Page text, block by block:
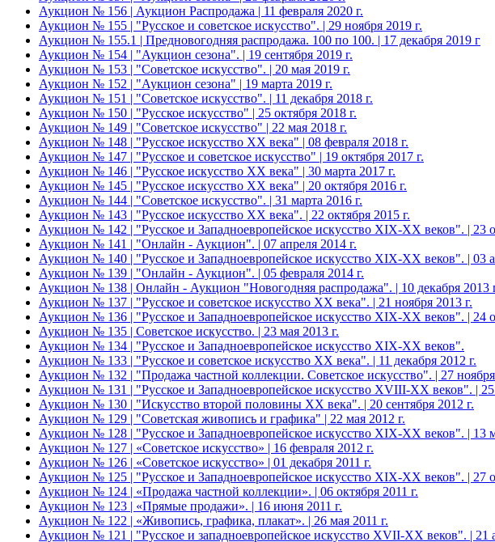
Аукцион № 156 | Аукцион Распродажа | 11 февраля 2020 г.
Аукцион № 155 | "Русское и советское искусство". | 29 ноября 2019 г.
Аукцион № 155.1 | Предновогодняя распродажа. 100 по 100. | 17 декабря 2019 г
Аукцион № 154 | "Аукцион сезона". | 19 сентября 2019 г.
Аукцион № 153 | "Советское искусство". | 20 мая 2019 г.
Аукцион № 152 | "Аукцион сезона" | 19 марта 2019 г.
Аукцион № 151 | "Советское искусство". | 11 декабря 2018 г.
Аукцион № 150 | "Русское искусство" | 25 октября 2018 г.
Аукцион № 149 | "Советское искусство" | 22 мая 2018 г.
Аукцион № 148 | "Русское искусство ХХ века" | 08 февраля 2018 г.
Аукцион № 147 | "Русское и советское искусство" | 19 октября 2017 г.
Аукцион № 146 | "Русское искусство ХХ века" | 30 марта 2017 г.
Аукцион № 145 | "Русское искусство ХХ века" | 20 октября 2016 г.
Аукцион № 144 | "Советское искусство". | 31 марта 2016 г.
Аукцион № 143 | "Русское искусство ХХ века". | 22 октября 2015 г.
Аукцион № 142 | "Русское и Западноевропейское искусство XIX-ХХ веков". | 23
Аукцион № 141 | "Онлайн - Аукцион". | 07 апреля 2014 г.
Аукцион № 140 | "Русское и Западноевропейское искусство XIX-ХХ веков". | 03
Аукцион № 139 | "Онлайн - Аукцион". | 05 февраля 2014 г.
Аукцион № 138 | Онлайн - Аукцион "Новогодняя распродажа". | 10 декабря 2013
Аукцион № 137 | "Русское и советское искусство ХХ века". | 21 ноября 2013 г.
Аукцион № 136 | "Русское и Западноевропейское искусство XIX-ХХ веков". | 24
Аукцион № 135 | Советское искусство. | 23 мая 2013 г.
Аукцион № 134 | "Русское и Западноевропейское искусство XIX-ХХ веков".
Аукцион № 133 | "Русское и советское искусство ХХ века". | 11 декабря 2012 г.
Аукцион № 132 | "Продажа частной коллекции. Советское искусство". | 27 ноября
Аукцион № 131 | "Русское и Западноевропейское искусство XVIII-ХХ веков". | 25
Аукцион № 130 | "Искусство второй половины XX века". | 20 сентября 2012 г.
Аукцион № 129 | "Советская живопись и графика" | 22 мая 2012 г.
Аукцион № 128 | "Русское и Западноевропейское искусство XIX-ХХ веков". | 13
Аукцион № 127 | «Советское искусство» | 16 февраля 2012 г.
Аукцион № 126 | «Советское искусство» | 01 декабря 2011 г.
Аукцион № 125 | "Русское и Западноевропейское искусство XIX-ХХ веков". | 27
Аукцион № 124 | «Продажа частной коллекции». | 06 октября 2011 г.
Аукцион № 123 | «Прямые продажи». | 16 июня 2011 г.
Аукцион № 122 | «Живопись, графика, плакат». | 26 мая 2011 г.
Аукцион № 121 | "Русское и западноевропейское искусство XVII-XX веков". | 21